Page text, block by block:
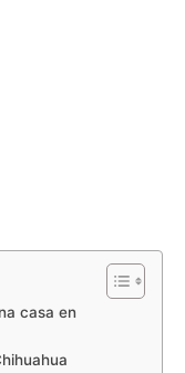
casa en